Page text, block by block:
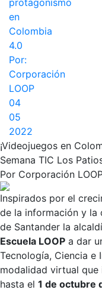
protagonismo
en
Colombia
4.0
Por:
Corporación
LOOP
04
05
2022
¡Videojuegos en
Semana TIC Los
Por Corporación
Inspirados por el
de la información y la
de Santander la
Escuela LOOP a dar
Tecnología, Ciencia e
modalidad virtual que
hasta el 1 de octubre